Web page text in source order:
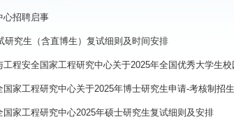
心招聘启事
究生（含直博生）复试细则及时间安排
程安全国家工程研究中心关于2025年全国优秀大学生
家工程研究中心关于2025年博士研究生申请-考核制招
家工程研究中心2025年硕士研究生复试细则及安排